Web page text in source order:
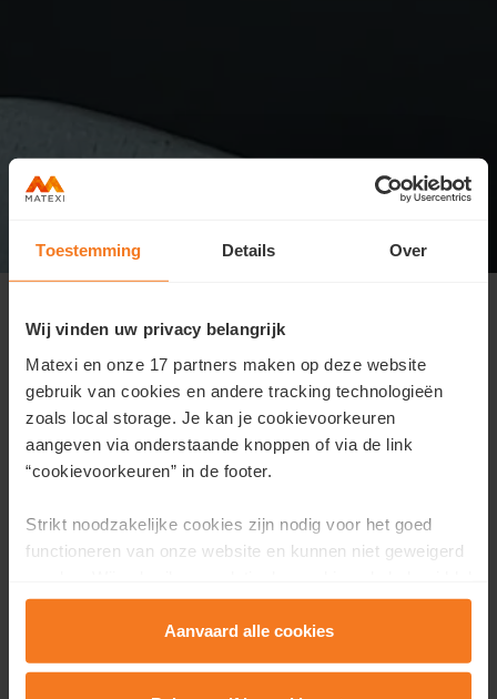
Toestemming Details Over
Wij vinden uw privacy belangrijk
Matexi en onze 17 partners maken op deze website
gebruik van cookies en andere tracking technologieën
zoals local storage. Je kan je cookievoorkeuren
aangeven via onderstaande knoppen of via de link
“cookievoorkeuren” in de footer.
Strikt noodzakelijke cookies zijn nodig voor het goed
functioneren van onze website en kunnen niet geweigerd
om onze website en dienstverlening te verbeteren.
Functionele cookies zorgen ervoor dat je de embedded
video’s van Vimeo kan afspelen en locaties via Google
Aanvaard alle cookies
Semaine Découverte du 18 au 24
mai sur RDV
Soyez les bienvenus sur RDV lors de cette Semaine
Découverte du 18 au 24 mai . Vous aurez l'occasion de
visiter notre dernière maison disponible et de recevoir
toutes les informations détaillées concernant ce projet.
Au plaisir de vous y rencontrer !